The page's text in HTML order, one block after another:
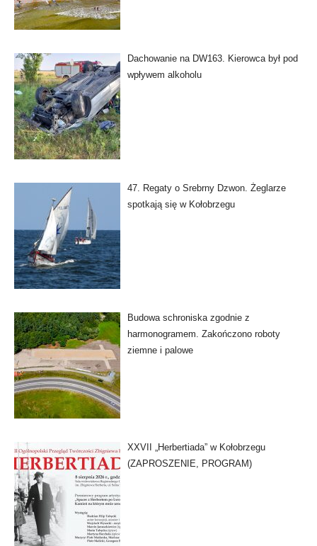
Dachowanie na DW163. Kierowca był pod
wpływem alkoholu
47. Regaty o Srebrny Dzwon. Żeglarze
spotkają się w Kołobrzegu
Budowa schroniska zgodnie z
harmonogramem. Zakończono roboty
ziemne i palowe
XXVII „Herbertiada” w Kołobrzegu
(ZAPROSZENIE, PROGRAM)